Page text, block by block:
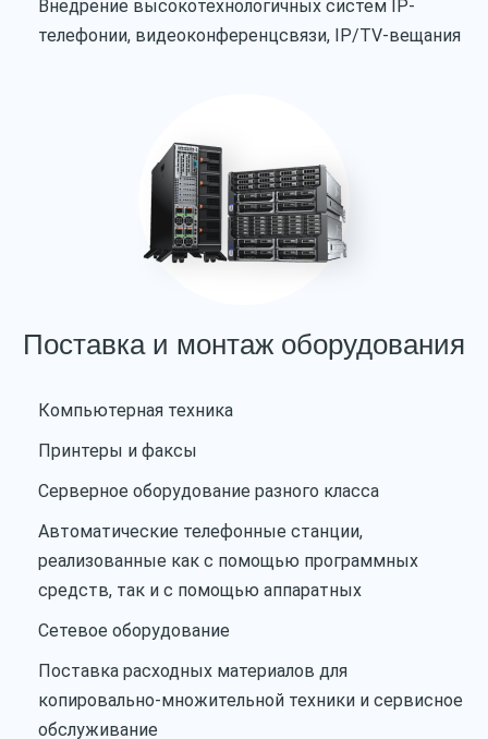
Внедрение высокотехнологичных систем IP-
телефонии, видеоконференцсвязи, IP/TV-вещания
Поставка и монтаж оборудования
Компьютерная техника
Принтеры и факсы
Серверное оборудование разного класса
Автоматические телефонные станции,
реализованные как с помощью программных
средств, так и с помощью аппаратных
Сетевое оборудование
Поставка расходных материалов для
копировально-множительной техники и сервисное
обслуживание